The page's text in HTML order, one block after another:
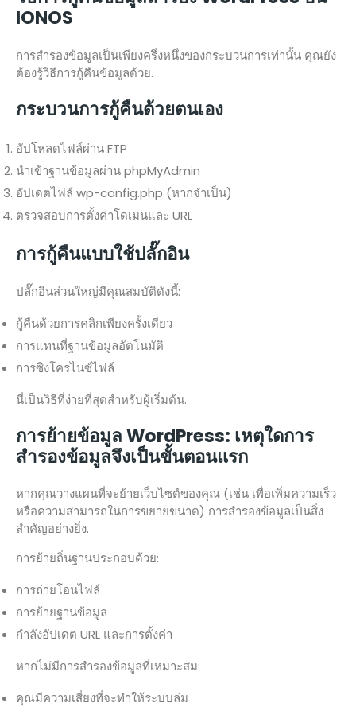
IONOS
การสำรองข้อมูลเป็นเพียงครึ่งหนึ่งของกระบวนการเท่านั้น คุณยัง
ต้องรู้วิธีการกู้คืนข้อมูลด้วย.
กระบวนการกู้คืนด้วยตนเอง
อัปโหลดไฟล์ผ่าน FTP
นำเข้าฐานข้อมูลผ่าน phpMyAdmin
อัปเดตไฟล์ wp-config.php (หากจำเป็น)
ตรวจสอบการตั้งค่าโดเมนและ URL
การกู้คืนแบบใช้ปลั๊กอิน
ปลั๊กอินส่วนใหญ่มีคุณสมบัติดังนี้:
กู้คืนด้วยการคลิกเพียงครั้งเดียว
การแทนที่ฐานข้อมูลอัตโนมัติ
การซิงโครไนซ์ไฟล์
นี่เป็นวิธีที่ง่ายที่สุดสำหรับผู้เริ่มต้น.
การย้ายข้อมูล WordPress: เหตุใดการ
สำรองข้อมูลจึงเป็นขั้นตอนแรก
หากคุณวางแผนที่จะย้ายเว็บไซต์ของคุณ (เช่น เพื่อเพิ่มความเร็ว
หรือความสามารถในการขยายขนาด) การสำรองข้อมูลเป็นสิ่ง
สำคัญอย่างยิ่ง.
การย้ายถิ่นฐานประกอบด้วย:
การถ่ายโอนไฟล์
การย้ายฐานข้อมูล
กำลังอัปเดต URL และการตั้งค่า
หากไม่มีการสำรองข้อมูลที่เหมาะสม:
คุณมีความเสี่ยงที่จะทำให้ระบบล่ม